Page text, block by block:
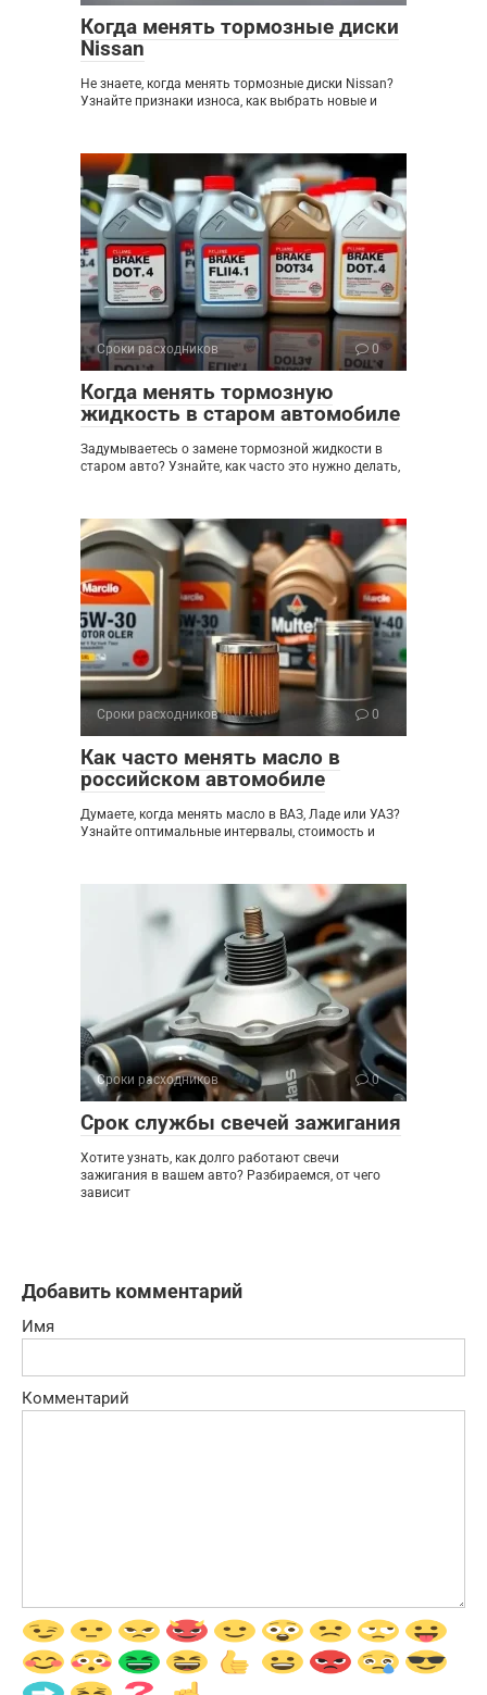
Когда менять тормозные диски
Nissan
Не знаете, когда менять тормозные диски Nissan?
Узнайте признаки износа, как выбрать новые и
Сроки расходников 0
Когда менять тормозную
жидкость в старом автомобиле
Задумываетесь о замене тормозной жидкости в
старом авто? Узнайте, как часто это нужно делать,
Сроки расходников 0
Как часто менять масло в
российском автомобиле
Думаете, когда менять масло в ВАЗ, Ладе или УАЗ?
Узнайте оптимальные интервалы, стоимость и
Сроки расходников 0
Срок службы свечей зажигания
Хотите узнать, как долго работают свечи
зажигания в вашем авто? Разбираемся, от чего
зависит
Добавить комментарий
Имя
Комментарий